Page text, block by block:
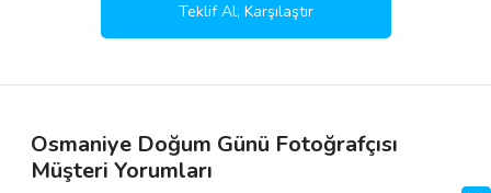
Teklif Al, Karşılaştır
Osmaniye Doğum Günü Fotoğrafçısı
Müşteri Yorumları